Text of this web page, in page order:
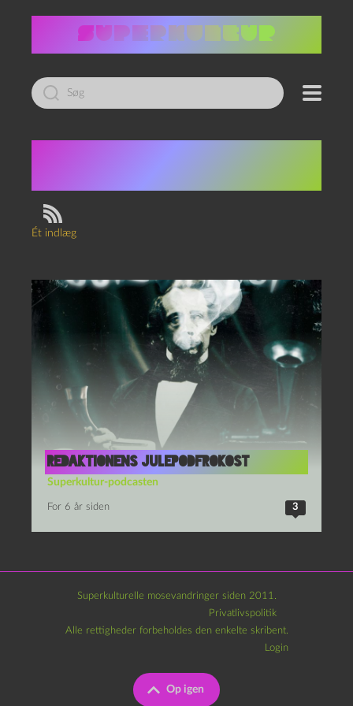
Led
efter:
Ét indlæg
Redaktionens julepodfrokost
Superkultur-podcasten
For 6 år siden 3
Superkulturelle mosevandringer siden 2011.
Privatlivspolitik
Op igen
Alle rettigheder forbeholdes den enkelte skribent.
Login